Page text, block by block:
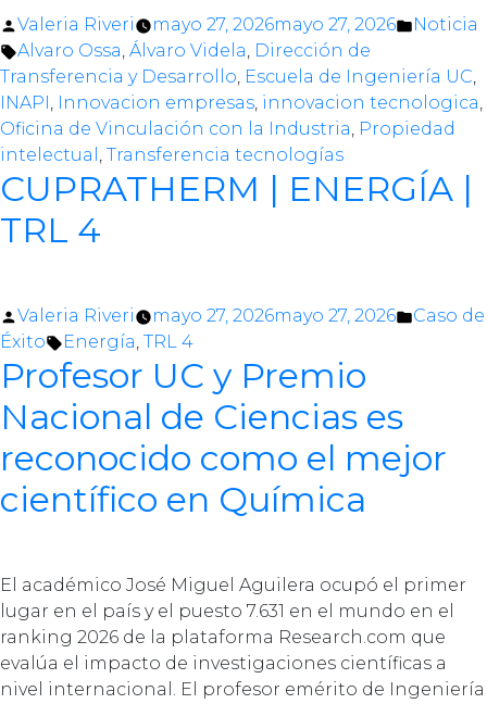
Posted
by
Valeria Riveri mayo 27, 2026mayo 27, 2026
Posted
Noticia
Tags:
Alvaro Ossa, Álvaro Videla, Dirección de
Transferencia y Desarrollo, Escuela de Ingeniería UC,
INAPI, Innovacion empresas, innovacion tecnologica,
Oficina de Vinculación con la Industria, Propiedad
intelectual , Transferencia tecnologías
CUPRATHERM | ENERGÍA |
TRL 4
Posted
by
Valeria Riveri mayo 27, 2026mayo 27, 2026
Posted
Caso de
Éxito
Tags:
Energía, TRL 4
Profesor UC y Premio
Nacional de Ciencias es
reconocido como el mejor
científico en Química
El académico José Miguel Aguilera ocupó el primer
lugar en el país y el puesto 7.631 en el mundo en el
ranking 2026 de la plataforma Research.com que
evalúa el impacto de investigaciones científicas a
nivel internacional. El profesor emérito de Ingeniería